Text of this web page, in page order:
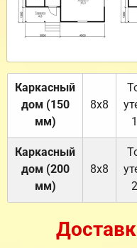
Каркасный
дом (150
мм)
8х8
Каркасный
дом (200
мм)
8х8